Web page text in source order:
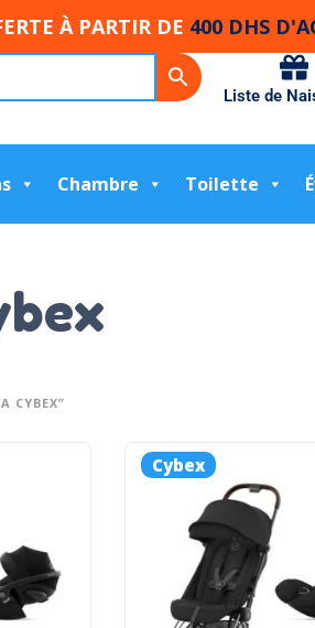
À PARTIR DE 400 DHS
Liste de
Chambre Toilette
CYBEX”
Cybex